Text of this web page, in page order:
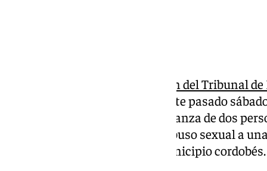
Sección Civil y de Instrucción del Tribunal
funciones de guardia, ordenó este pasado
provisional comunicada y sin fianza de dos
implicación en un intento de abuso sexual a
en plena vía pública de este municipio cordobés.